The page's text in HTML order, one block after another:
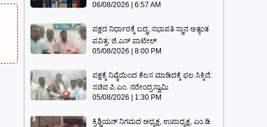
06/08/2026
6:57 AM
ಪಕ್ಷದ ನಿರ್ಧಾರಕ್ಕೆ ಬದ್ಧ, ಸಭಾಪತಿ ಸ್ಥಾನ ಅತ್ಯಂತ
ಪವಿತ್ರ: ಜಿ.ಎಸ್ ಪಾಟೀಲ್
05/08/2026
8:00 PM
ಪಕ್ಷಕ್ಕೆ ನಿಷ್ಠೆಯಿಂದ ಕೆಲಸ ಮಾಡಿದಕ್ಕೆ ಫಲ ಸಿಕ್ಕಿದೆ:
ಸಚಿವ ಪಿ.ಎಂ. ನರೇಂದ್ರಸ್ವಾಮಿ
05/08/2026
1:30 PM
ಕ್ರಿಶ್ಚಿಯನ್ ನಿಗಮದ ಅಧ್ಯಕ್ಷ, ಉಪಾಧ್ಯಕ್ಷ, ಎಂ.ಡಿ